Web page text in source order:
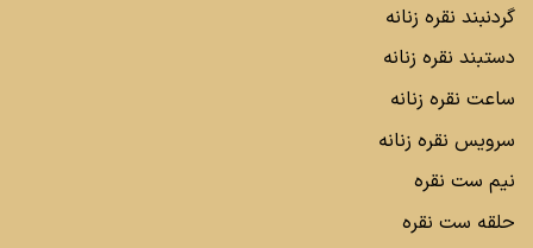
گردنبند نقره زنانه
دستبند نقره زنانه
ساعت نقره زنانه
سرویس نقره زنانه
نیم ست نقره
حلقه ست نقره